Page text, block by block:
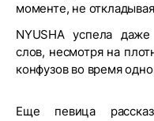
моменте, не
NYUSHA успела
слов, несмотря на
конфузов во время
Еще певица